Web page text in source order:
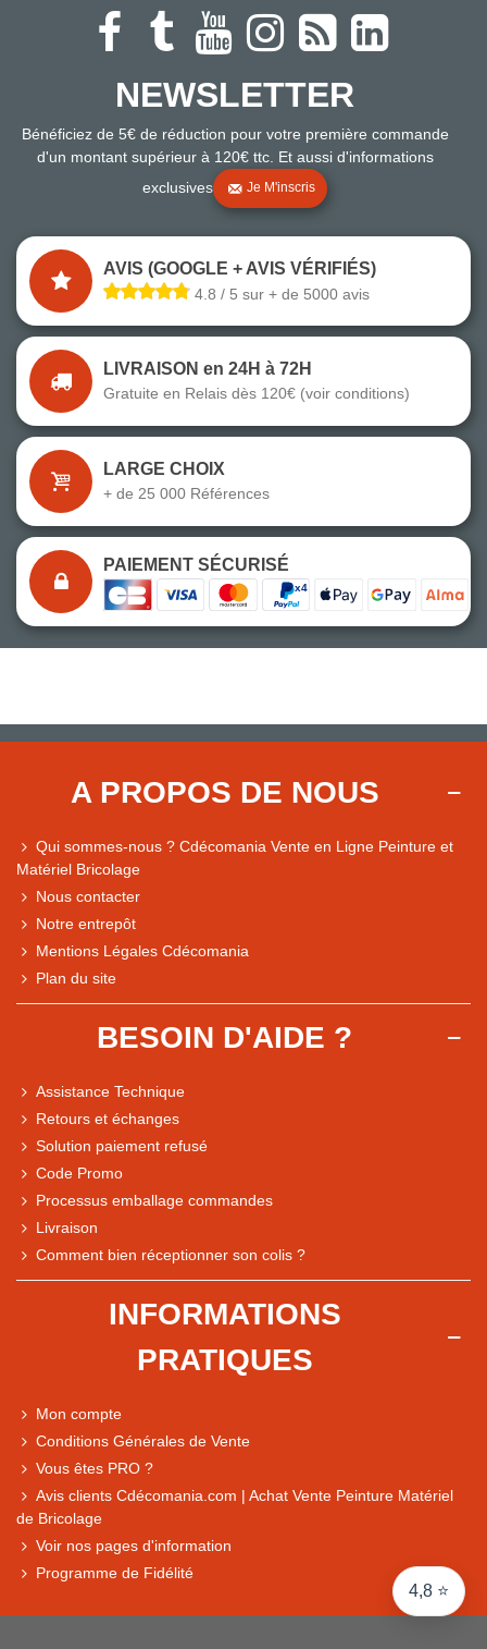
4,8 ⭐
Comparaison des performances du magasin
Express, Chez vous, Point relais, Retrait magasin
NEWSLETTER
Bénéficiez de 5€ de réduction pour votre première commande
d'un montant supérieur à 120€ ttc. Et aussi d'informations
exclusives
Je M'inscris
AVIS (GOOGLE + AVIS VÉRIFIÉS)
4.8 / 5 sur + de 5000 avis
LIVRAISON en 24H à 72H
Gratuite en Relais dès 120€ (voir conditions)
LARGE CHOIX
+ de 25 000 Références
PAIEMENT SÉCURISÉ
A PROPOS DE NOUS
Qui sommes-nous ? Cdécomania Vente en Ligne Peinture et
Matériel Bricolage
Nous contacter
Notre entrepôt
Mentions Légales Cdécomania
Plan du site
BESOIN D'AIDE ?
Assistance Technique
Retours et échanges
Solution paiement refusé
Code Promo
Processus emballage commandes
Livraison
Comment bien réceptionner son colis ?
INFORMATIONS
PRATIQUES
Mon compte
Conditions Générales de Vente
Vous êtes PRO ?
Avis clients Cdécomania.com | Achat Vente Peinture Matériel
de Bricolage
Voir nos pages d'information
Programme de Fidélité